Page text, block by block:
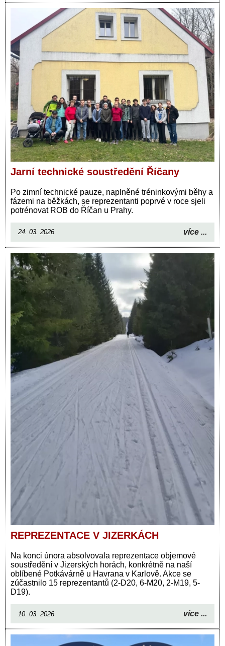
Jarní technické soustředění Říčany
Po zimní technické pauze, naplněné tréninkovými běhy a
fázemi na běžkách, se reprezentanti poprvé v roce sjeli
potrénovat ROB do Říčan u Prahy.
24. 03. 2026 více ...
REPREZENTACE V JIZERKÁCH
Na konci února absolvovala reprezentace objemové
soustředění v Jizerských horách, konkrétně na naší
oblíbené Potkávárně u Havrana v Karlově. Akce se
zúčastnilo 15 reprezentantů (2-D20, 6-M20, 2-M19, 5-
D19).
10. 03. 2026 více ...